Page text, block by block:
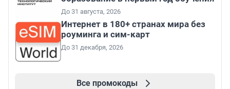
До 31 августа, 2026
Интернет в 180+ странах мира без
роуминга и сим-карт
До 31 декабря, 2026
Все промокоды